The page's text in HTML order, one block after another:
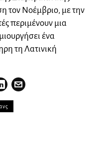
τον Νοέμβριο, με την
περιμένουν μια
ένα
τη Λατινική